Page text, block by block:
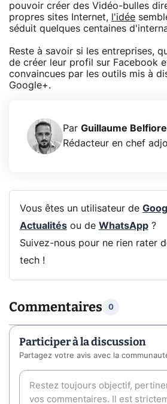
pouvoir créer des Vidéo-bulles
propres sites Internet,
l'idée
séduit quelques centaines
Reste à savoir si les entreprises,
de créer leur profil sur Facebook
convaincues par les outils mis à
Google+.
Par Guillaume Belfiore
Rédacteur en chef
Vous êtes un utilisateur de
Actualitésou de WhatsApp?
Suivez-nous pour ne rien rater
tech !
Commentaires 0
Participer à la discussion
Partagez votre avis avec la